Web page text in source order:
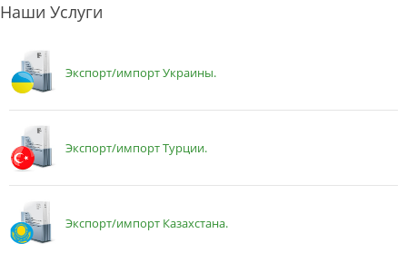
Наши Услуги
Экспорт/импорт Украины.
Экспорт/импорт Турции.
Экспорт/импорт Казахстана.